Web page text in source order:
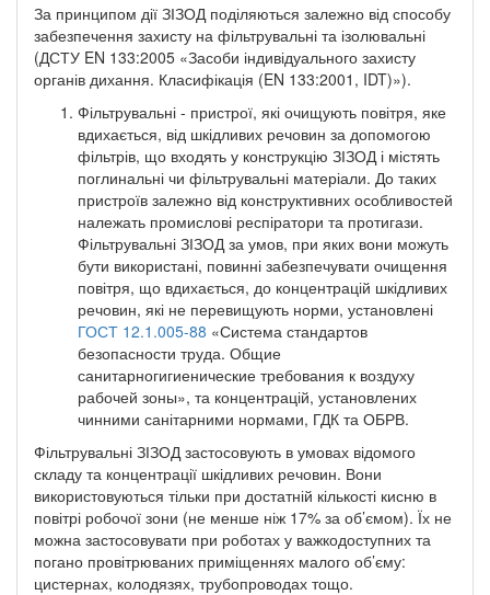
За принципом дії ЗІЗОД поділяються залежно від способу
забезпечення захисту на фільтрувальні та ізолювальні
(ДСТУ EN 133:2005 «Засоби індивідуального захисту
органів дихання. Класифікація (EN 133:2001, IDT)»).
Фільтрувальні - пристрої, які очищують повітря, яке
вдихається, від шкідливих речовин за допомогою
фільтрів, що входять у конструкцію ЗІЗОД і містять
поглинальні чи фільтрувальні матеріали. До таких
пристроїв залежно від конструктивних особливостей
належать промислові респіратори та протигази.
Фільтрувальні ЗІЗОД за умов, при яких вони можуть
бути використані, повинні забезпечувати очищення
повітря, що вдихається, до концентрацій шкідливих
речовин, які не перевищують норми, установлені
ГОСТ 12.1.005-88 «Система стандартов
безопасности труда. Общие
санитарногигиенические требования к воздуху
рабочей зоны», та концентрацій, установлених
чинними санітарними нормами, ГДК та ОБРВ.
Фільтрувальні ЗІЗОД застосовують в умовах відомого
складу та концентрації шкідливих речовин. Вони
використовуються тільки при достатній кількості кисню в
повітрі робочої зони (не менше ніж 17% за об’ємом). Їх не
можна застосовувати при роботах у важкодоступних та
погано провітрюваних приміщеннях малого об’єму:
цистернах, колодязях, трубопроводах тощо.